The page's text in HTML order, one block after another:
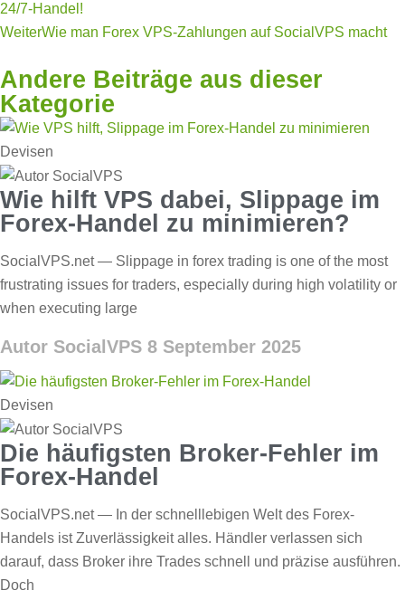
24/7-Handel!
WeiterWie man Forex VPS-Zahlungen auf SocialVPS macht
Andere Beiträge aus dieser
Kategorie
Devisen
Wie hilft VPS dabei, Slippage im
Forex-Handel zu minimieren?
SocialVPS.net — Slippage in forex trading is one of the most
frustrating issues for traders, especially during high volatility or
when executing large
Autor SocialVPS 8 September 2025
Devisen
Die häufigsten Broker-Fehler im
Forex-Handel
SocialVPS.net — In der schnelllebigen Welt des Forex-
Handels ist Zuverlässigkeit alles. Händler verlassen sich
darauf, dass Broker ihre Trades schnell und präzise ausführen.
Doch